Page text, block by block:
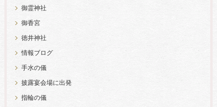
御霊神社
御香宮
徳井神社
情報ブログ
手水の儀
披露宴会場に出発
指輪の儀